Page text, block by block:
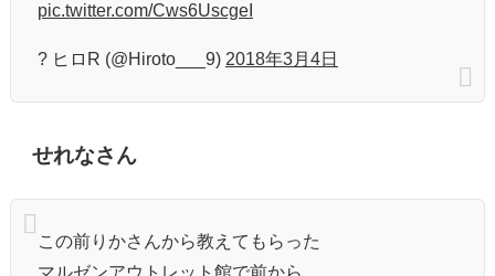
pic.twitter.com/Cws6UscgeI
? ヒロR (@Hiroto___9) 2018年3月4日
せれなさん
この前りかさんから教えてもらった